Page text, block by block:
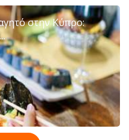
στην Κύπρο: